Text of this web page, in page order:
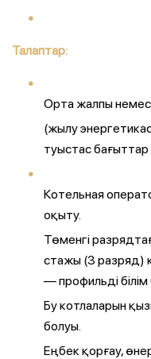
Талаптар:
Орта жалпы
(жылу
туыстас
Котельная
оқыту.
Төменгі
стажы (3 разряд)
— профильді
Бу котлаларын
болуы.
Еңбек қорғау,